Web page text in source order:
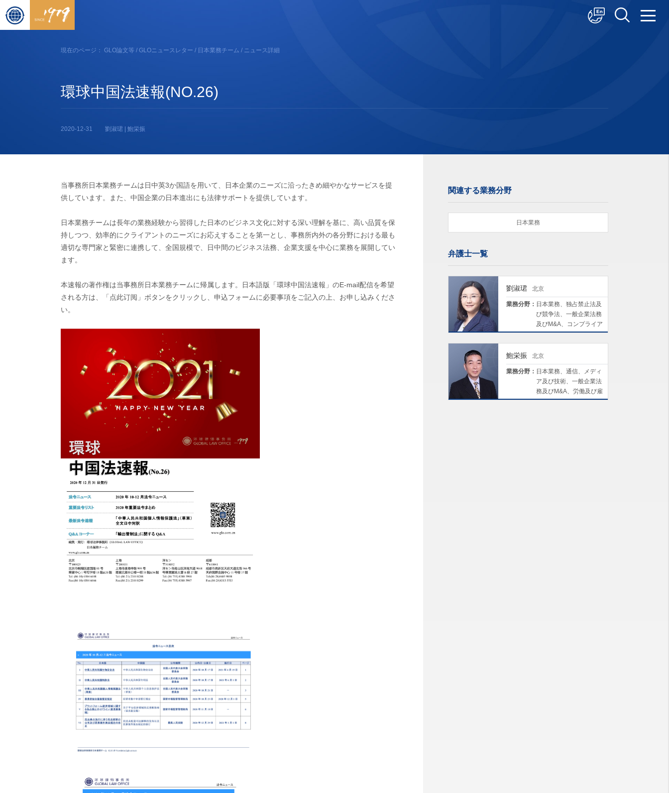
現在のページ： GLO論文等 / GLOニュースレター / 日本業務チーム / ニュース詳細
環球中国法速報(NO.26)
2020-12-31 劉淑珺 | 鮑栄振
当事務所日本業務チームは日中英3か国語を用いて、日本企業のニーズに沿ったきめ細やかなサービスを提
供しています。また、中国企業の日本進出にも法律サポートを提供しています。
日本業務チームは長年の業務経験から習得した日本のビジネス文化に対する深い理解を基に、高い品質を保
持しつつ、効率的にクライアントのニーズにお応えすることを第一とし、事務所内外の各分野における最も
適切な専門家と緊密に連携して、全国規模で、日中間のビジネス法務、企業支援を中心に業務を展開してい
ます。
本速報の著作権は当事務所日本業務チームに帰属します。日本語版「環球中国法速報」のE-mail配信を希望
される方は、「点此订阅」ボタンをクリックし、申込フォームに必要事項をご記入の上、お申し込みくださ
い。
関連する業務分野
日本業務
弁護士一覧
劉淑珺 北京
業務分野： 日本業務、独占禁止法及
び競争法、一般企業法務
及びM&A、コンプライア
ンス及びリスクマネジメ
ント、労働及び雇用
鮑栄振 北京
業務分野： 日本業務、通信、メディ
ア及び技術、一般企業法
務及びM&A、労働及び雇
用